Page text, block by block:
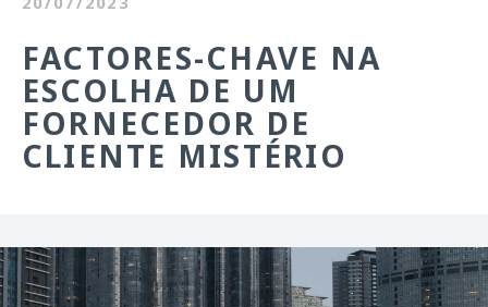
FACTORES-CHAVE NA
ESCOLHA DE UM
FORNECEDOR DE
CLIENTE MISTÉRIO